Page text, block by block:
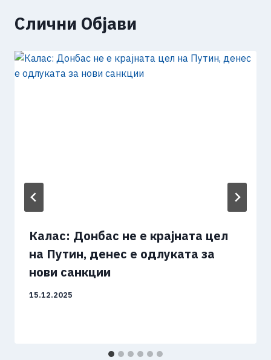
Слични Објави
Калас: Донбас не е крајната цел
на Путин, денес е одлуката за
нови санкции
15.12.2025